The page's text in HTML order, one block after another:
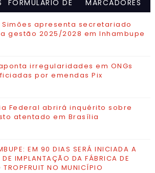
FORMULÁRIO DE
MARCADORES
Simões apresenta secretariado
gestão 2025/2028 em Inhambupe
irregularidades em ONGs
por emendas Pix
Federal abrirá inquérito sobre
atentado em Brasília
EM 90 DIAS SERÁ INICIADA A
DE IMPLANTAÇÃO DA FÁBRICA DE
TROPFRUIT NO MUNICÍPIO